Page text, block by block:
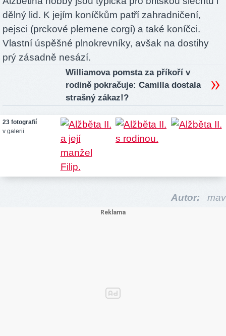
dělný lid. K jejím koníčkům patří zahradničení,
pejsci (prckové plemene corgi) a také koníčci.
Vlastní úspěšné plnokrevníky, avšak na dostihy
prý zásadně nesází.
Williamova pomsta za příkoří v
rodině pokračuje: Camilla dostala
strašný zákaz!?
23 fotografií
v galerii
Autor: mav